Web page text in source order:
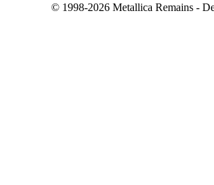
© 1998-2026 Metallica Remains -